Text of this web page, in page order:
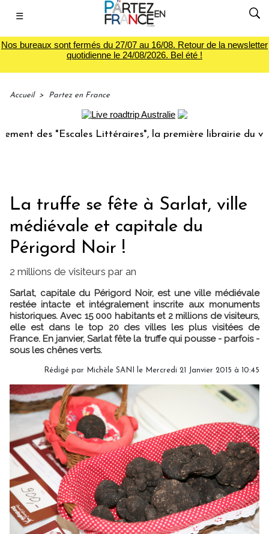
☰
Nos bureaux sont fermés du 27/07 au 16/08. Retour de la newsletter
quotidienne le 24/08/2026. Bel été !
Accueil > Partez en France
"Escales Littéraires", la première librairie du voyage
La truffe se fête à Sarlat, ville
médiévale et capitale du
Périgord Noir !
2 millions de visiteurs par an
Sarlat, capitale du Périgord Noir, est une ville médiévale
restée intacte et intégralement inscrite aux monuments
historiques. Avec 15 000 habitants et 2 millions de visiteurs,
elle est dans le top 20 des villes les plus visitées de
France. En janvier, Sarlat fête la truffe qui pousse - parfois -
sous les chênes verts.
Rédigé par Michèle SANI le Mercredi 21 Janvier 2015 à 10:45